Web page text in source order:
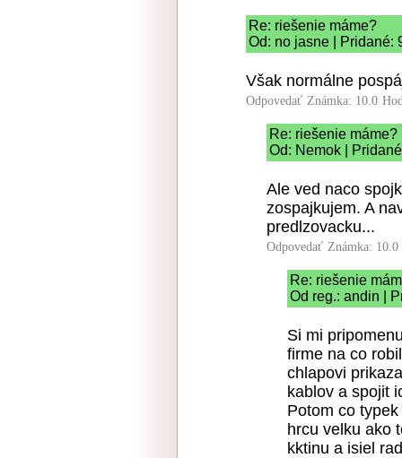
Re: riešenie máme?
Od: no jasne | Pridané:
Však normálne
Odpovedať Známka: 10.0
Re: riešenie máme?
Od: Nemok |
Ale ved naco
zospajkujem. A
predlzovacku...
Odpovedať Známka: 10.0
Re: riešenie
Od reg.: andin |
Si mi
firme na co
chlapovi
kablov a spojit
Potom co
hrcu velku ako
kktinu a isiel